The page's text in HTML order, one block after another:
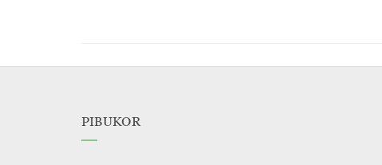
PIBUKOR